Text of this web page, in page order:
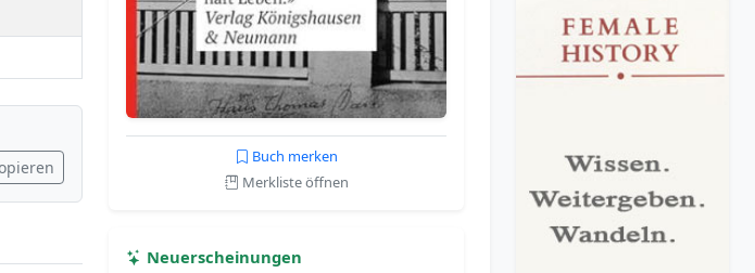
Buch merken
Merkliste öffnen
Neuerscheinungen